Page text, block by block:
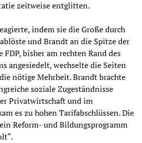
zeitweise entglitten.
indem sie die Große durch
und Brandt an die Spitze der
FDP, bisher am rechten Rand des
angesiedelt, wechselte die Seiten
nötige Mehrheit. Brandt brachte
soziale Zugeständnisse
Privatwirtschaft und im
es zu hohen Tarifabschlüssen. Die
Reform- und Bildungsprogramm